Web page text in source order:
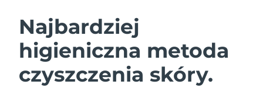
Najbardziej
higieniczna metoda
czyszczenia skóry.
URODY
Oczyszczanie twarzy Lifting twarzy
Australia
Oczekiwany czas dostawy
8/12/26
Austria
Oczekiwany czas dostawy